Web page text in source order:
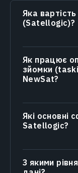
Яка
(Satellogic)?
Як працює
зйомки
NewSat?
Які основні
Satellogic?
З якими